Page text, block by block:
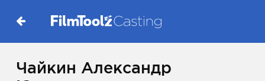
Чайкин Александр